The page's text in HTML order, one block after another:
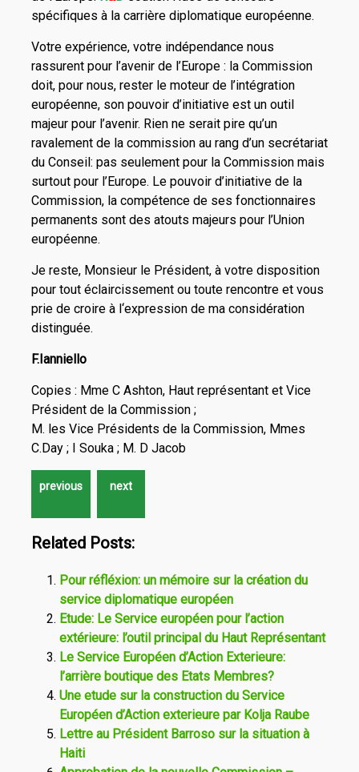
spécifiques à la carrière diplomatique européenne.
Votre expérience, votre indépendance nous
rassurent pour l’avenir de l’Europe : la Commission
doit, pour nous, rester le moteur de l’intégration
européenne, son pouvoir d’initiative est un outil
majeur pour l’avenir. Rien ne serait pire qu’un
ravalement de la commission au rang d’un secrétariat
du Conseil: pas seulement pour la Commission mais
surtout pour l’Europe. Le pouvoir d’initiative de la
Commission, la compétence de ses fonctionnaires
permanents sont des atouts majeurs pour l’Union
européenne.
Je reste, Monsieur le Président, à votre disposition
pour tout éclaircissement ou toute rencontre et vous
prie de croire à l‘expression de ma considération
distinguée.
F.Ianniello
Copies : Mme C Ashton, Haut représentant et Vice
Président de la Commission ;
M. les Vice Présidents de la Commission, Mmes
C.Day ; I Souka ; M. D Jacob
Related Posts:
Pour réfléxion: un mémoire sur la création du
service diplomatique européen
Etude: Le Service européen pour l’action
extérieure: l’outil principal du Haut Représentant
Le Service Européen d’Action Exterieure:
l’arrière boutique des Etats Membres?
Une etude sur la construction du Service
Européen d’Action exterieure par Kolja Raube
Lettre au Président Barroso sur la situation à
Haiti